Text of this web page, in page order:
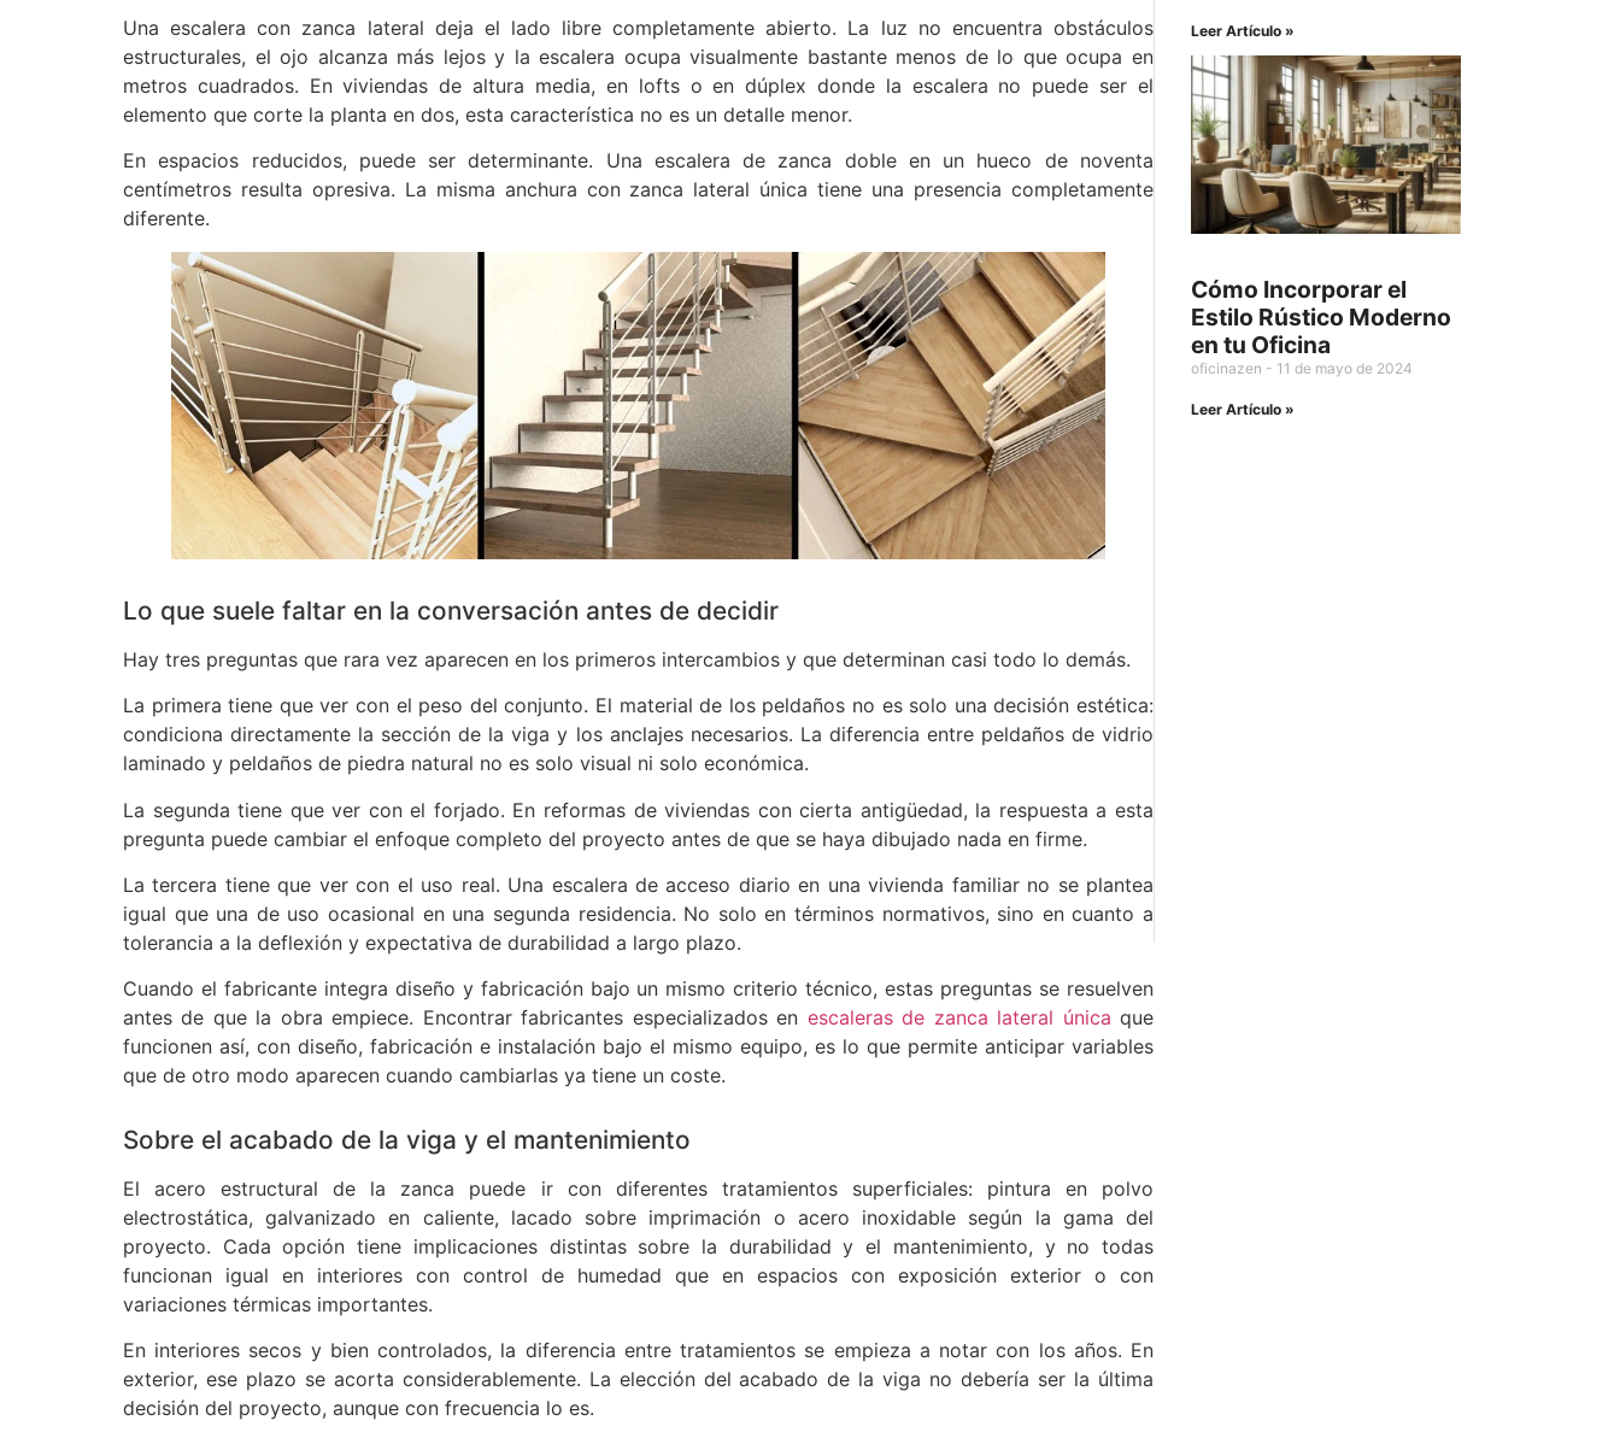
Una escalera con zanca lateral deja el lado libre completamente abierto. La luz no encuentra obstáculos
estructurales, el ojo alcanza más lejos y la escalera ocupa visualmente bastante menos de lo que ocupa en
metros cuadrados. En viviendas de altura media, en lofts o en dúplex donde la escalera no puede ser el
elemento que corte la planta en dos, esta característica no es un detalle menor.
En espacios reducidos, puede ser determinante. Una escalera de zanca doble en un hueco de noventa
centímetros resulta opresiva. La misma anchura con zanca lateral única tiene una presencia completamente
diferente.
Lo que suele faltar en la conversación antes de decidir
Hay tres preguntas que rara vez aparecen en los primeros intercambios y que determinan casi todo lo demás.
La primera tiene que ver con el peso del conjunto. El material de los peldaños no es solo una decisión estética:
condiciona directamente la sección de la viga y los anclajes necesarios. La diferencia entre peldaños de vidrio
laminado y peldaños de piedra natural no es solo visual ni solo económica.
La segunda tiene que ver con el forjado. En reformas de viviendas con cierta antigüedad, la respuesta a esta
pregunta puede cambiar el enfoque completo del proyecto antes de que se haya dibujado nada en firme.
La tercera tiene que ver con el uso real. Una escalera de acceso diario en una vivienda familiar no se plantea
igual que una de uso ocasional en una segunda residencia. No solo en términos normativos, sino en cuanto a
tolerancia a la deflexión y expectativa de durabilidad a largo plazo.
Cuando el fabricante integra diseño y fabricación bajo un mismo criterio técnico, estas preguntas se resuelven
antes de que la obra empiece. Encontrar fabricantes especializados en escaleras de zanca lateral única que
funcionen así, con diseño, fabricación e instalación bajo el mismo equipo, es lo que permite anticipar variables
que de otro modo aparecen cuando cambiarlas ya tiene un coste.
Sobre el acabado de la viga y el mantenimiento
El acero estructural de la zanca puede ir con diferentes tratamientos superficiales: pintura en polvo
electrostática, galvanizado en caliente, lacado sobre imprimación o acero inoxidable según la gama del
proyecto. Cada opción tiene implicaciones distintas sobre la durabilidad y el mantenimiento, y no todas
funcionan igual en interiores con control de humedad que en espacios con exposición exterior o con
variaciones térmicas importantes.
En interiores secos y bien controlados, la diferencia entre tratamientos se empieza a notar con los años. En
exterior, ese plazo se acorta considerablemente. La elección del acabado de la viga no debería ser la última
decisión del proyecto, aunque con frecuencia lo es.
Leer Artículo »
Cómo Incorporar el
Estilo Rústico Moderno
en tu Oficina
oficinazen 11 de mayo de 2024
Leer Artículo »